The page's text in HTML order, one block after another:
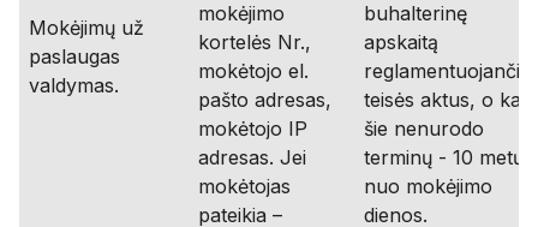
Mokėjimų už
paslaugas
valdymas.
mokėjimo
kortelės Nr.,
mokėtojo el.
pašto adresas,
mokėtojo IP
adresas. Jei
mokėtojas
pateikia –
buhalterinę
apskaitą
teisės aktus, o kai
šie nenurodo
terminų - 10 metų
nuo mokėjimo
dienos.